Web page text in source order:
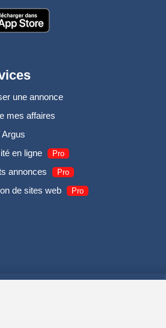
une annonce
mes affaires
Argus
en ligne
Pro
annonces Pro
de sites web Pro
FR00504811373 - 100%